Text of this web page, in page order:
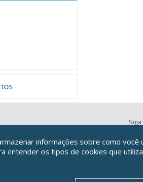
informações sobre como
entender os tipos de cookies que